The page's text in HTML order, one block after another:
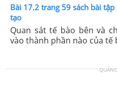
Bài 17.2 trang 59 sách bài tập
tạo
Quan sát tế bào bên và
vào thành phần nào của tế